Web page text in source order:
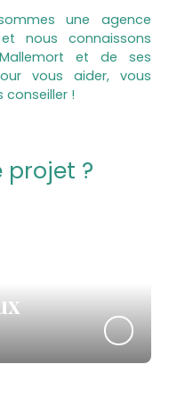
une agence
nous connaissons
et de ses
vous aider, vous
!
projet ?